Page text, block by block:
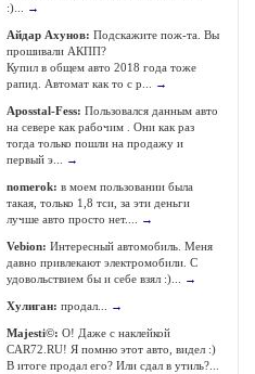
:)...
→
Айдар Ахунов: Подскажите пож-та. Вы
прошивали АКПП?
Купил в общем авто 2018 года тоже
рапид. Автомат как то с р...
→
Aposstal-Fess: Пользовался данным авто
на севере как рабочим . Они как раз
тогда только пошли на продажу и
первый э...
→
nomerok: в моем пользовании была
такая, только 1,8 тси, за эти деньги
лучше авто просто нет....
→
Vebion: Интересный автомобиль. Меня
давно привлекают электромобили. С
удовольствием бы и себе взял :)...
→
Хулиган: продал... →
Majesti©: О! Даже с наклейкой
CAR72.RU! Я помню этот авто, видел :)
В итоге продал его? Или сдал в утиль?...